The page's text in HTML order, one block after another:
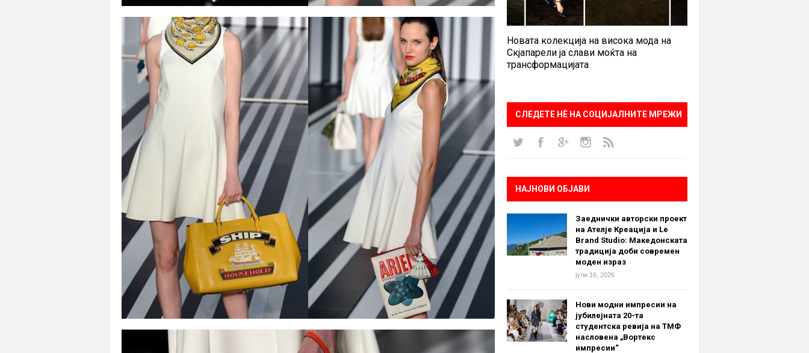
Новата колекција на висока мода на
Скјапарели ја слави моќта на
трансформацијата
СЛЕДЕТЕ НÈ НА СОЦИЈАЛНИТЕ МРЕЖИ
НАЈНОВИ ОБЈАВИ
Заеднички авторски проект
на Ателје Креација и Le
Brand Studio: Македонската
традиција доби современ
моден израз
јули 16, 2026
Нови модни импресии на
јубилејната 20-та
студентска ревија на ТМФ
насловена „Вортекс
импресии“